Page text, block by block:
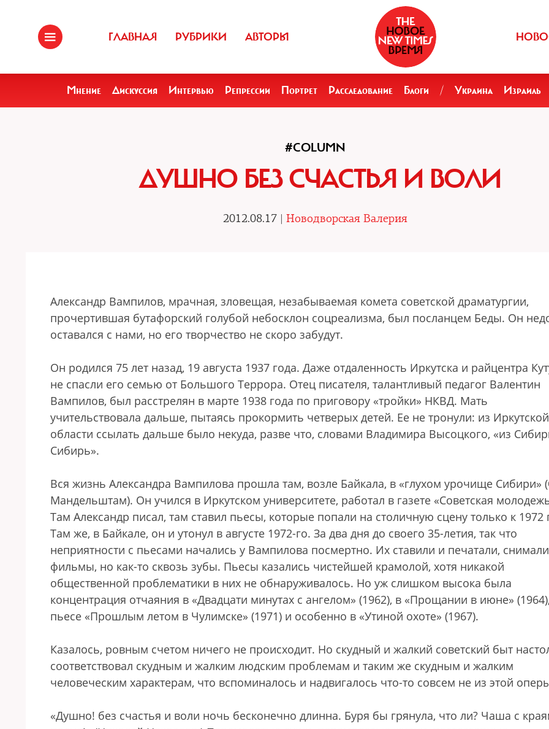
ГЛАВНАЯ РУБРИКИ АВТОРЫ
Мнение Дискуссия Интервью Репрессии Портрет Расследование Блоги / Украина Израиль
#COLUMN
ДУШНО БЕЗ СЧАСТЬЯ И ВОЛИ
2012.08.17 | Новодворская Валерия
Александр Вампилов, мрачная, зловещая, незабываемая комета советской драматургии,
прочертившая бутафорский голубой небосклон соцреализма, был посланцем Беды. Он
оставался с нами, но его творчество не скоро забудут.
Он родился 75 лет назад, 19 августа 1937 года. Даже отдаленность Иркутска и райцентра
не спасли его семью от Большого Террора. Отец писателя, талантливый педагог Валентин
Вампилов, был расстрелян в марте 1938 года по приговору «тройки» НКВД. Мать
учительствовала дальше, пытаясь прокормить четверых детей. Ее не тронули: из Иркутской
области ссылать дальше было некуда, разве что, словами Владимира Высоцкого, «из
Сибирь».
Вся жизнь Александра Вампилова прошла там, возле Байкала, в «глухом урочище Сибири»
Мандельштам). Он учился в Иркутском университете, работал в газете «Советская
Там Александр писал, там ставил пьесы, которые попали на столичную сцену только к 1972
Там же, в Байкале, он и утонул в августе 1972-го. За два дня до своего 35-летия, так что
неприятности с пьесами начались у Вампилова посмертно. Их ставили и печатали, снимали
фильмы, но как-то сквозь зубы. Пьесы казались чистейшей крамолой, хотя никакой
общественной проблематики в них не обнаруживалось. Но уж слишком высока была
концентрация отчаяния в «Двадцати минутах с ангелом» (1962), в «Прощании в июне»
пьесе «Прошлым летом в Чулимске» (1971) и особенно в «Утиной охоте» (1967).
Казалось, ровным счетом ничего не происходит. Но скудный и жалкий советский быт
соответствовал скудным и жалким людским проблемам и таким же скудным и жалким
человеческим характерам, что вспоминалось и надвигалось что-то совсем не из этой
«Душно! без счастья и воли ночь бесконечно длинна. Буря бы грянула, что ли? Чаша с